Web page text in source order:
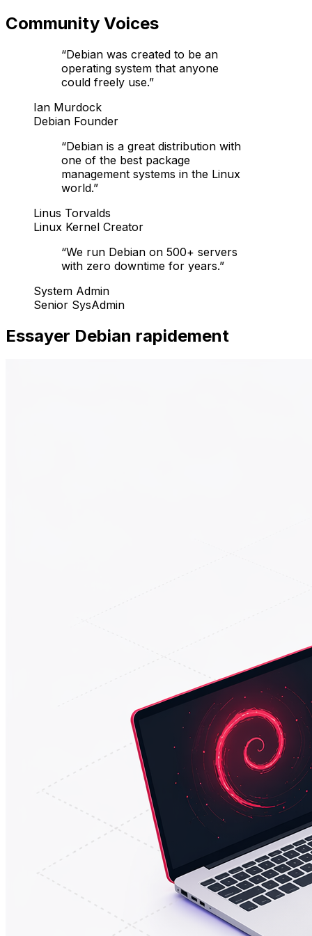
Community Voices
“Debian was created to be an
operating system that anyone
could freely use.”
Ian Murdock
Debian Founder
“Debian is a great distribution with
one of the best package
management systems in the Linux
world.”
Linus Torvalds
Linux Kernel Creator
“We run Debian on 500+ servers
with zero downtime for years.”
System Admin
Senior SysAdmin
Essayer Debian rapidement